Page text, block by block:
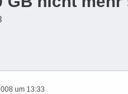
um 13:33